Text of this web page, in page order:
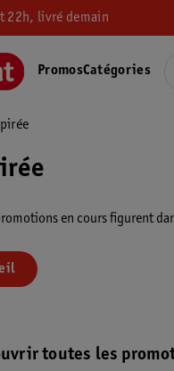
22h, livré demain
PromosCatégories
en cours figurent
toutes les